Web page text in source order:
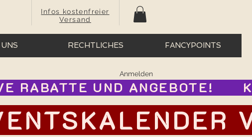
Infos kostenfreier
Versand
RECHTLICHES FANCYPOINTS
Anmelden
RABATTE UND ANGEBOTE!